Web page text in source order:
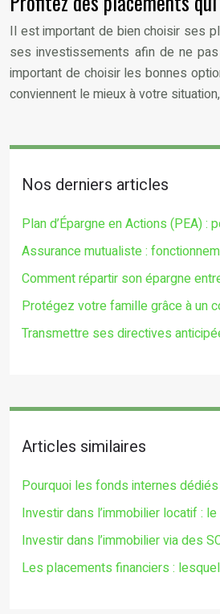
Il est important de bien choisir ses
ses investissements afin de ne
important de choisir les bonnes
conviennent le mieux à votre
Nos derniers articles
Plan d’Épargne en Actions (PEA) :
Assurance mutualiste :
Comment répartir son épargne
Protégez votre famille grâce à un
Transmettre ses directives
Articles similaires
Pourquoi les fonds internes
Investir dans l’immobilier locatif :
Investir dans l’immobilier via des
Les placements financiers :